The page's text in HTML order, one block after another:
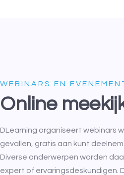
WEBINARS EN
Online
DLearning organiseert webinars
gevallen, gratis aan kunt
Diverse onderwerpen worden
expert of ervaringsdeskundigen.